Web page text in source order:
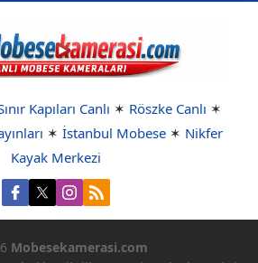
Kapıları Canlı ✶ Röszke Canlı ✶
✶ İstanbul Mobese ✶ Nikfer
Kayak Merkezi
Mobesekamerasi.com